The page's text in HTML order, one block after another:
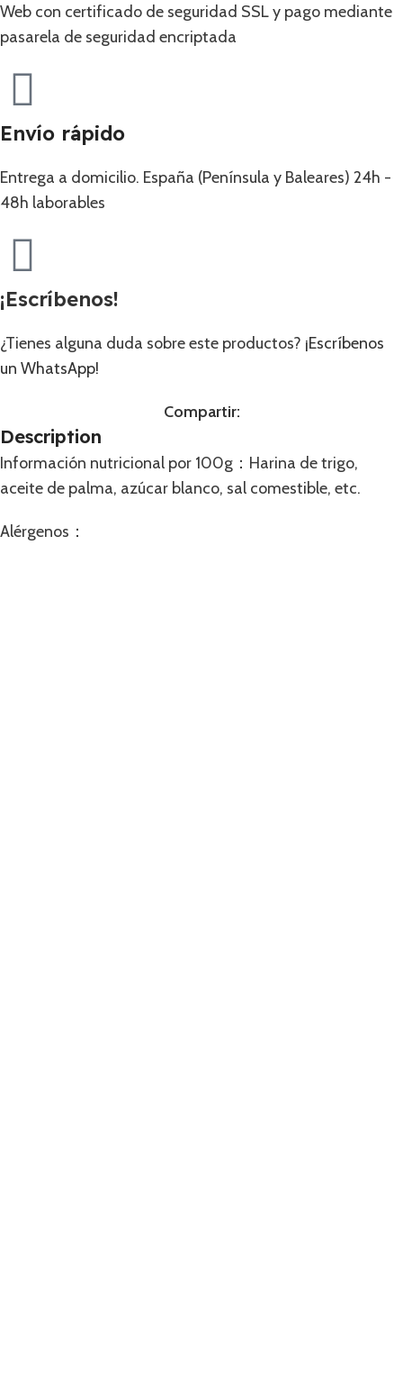
Web con certificado de seguridad SSL y pago mediante
pasarela de seguridad encriptada
Envío rápido
Entrega a domicilio. España (Península y Baleares) 24h -
48h laborables
¡Escríbenos!
¿Tienes alguna duda sobre este productos? ¡Escríbenos
un WhatsApp!
Compartir:
Description
Información nutricional por 100g：Harina de trigo,
aceite de palma, azúcar blanco, sal comestible, etc.
Alérgenos：